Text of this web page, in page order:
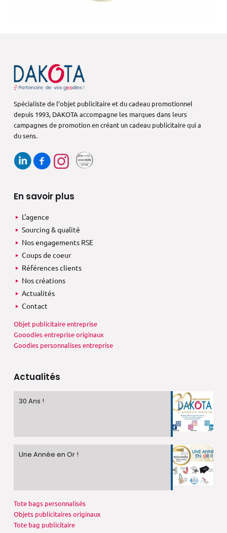
Spécialiste de l’objet publicitaire et du cadeau promotionnel
depuis 1993, DAKOTA accompagne les marques dans leurs
campagnes de promotion en créant un cadeau publicitaire qui a
du sens.
En savoir plus
L'agence
Sourcing & qualité
Nos engagements RSE
Coups de coeur
Références clients
Nos créations
Actualités
Contact
Objet publicitaire entreprise
Gooodies entreprise originaux
Goodies personnalises entreprise
Actualités
30 Ans !
Une Année en Or !
Tote bags personnalisés
Objets publicitaires originaux
Tote bag publicitaire